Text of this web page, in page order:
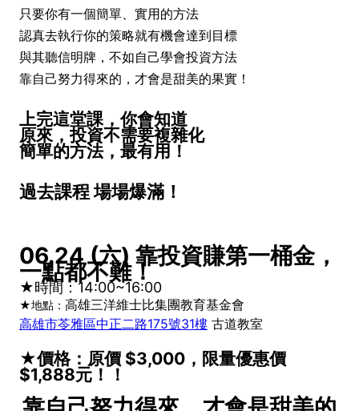
只要你有一個簡單、實用的方法
認真去執行你的策略就有機會達到目標
與其聽信明牌，不如自己學會投資方法
靠自己努力得來的，才會是甜美的果實！
上完這堂課，你會知道
原來，投資不需要複雜化
簡單的方法，最有用！
過去課程 場場爆滿！
06.24 (六) 靠投資賺第一桶金，
一點都不難！
★時間：14:00~16:00
★地點： 高雄三洋維士比集團教育基金會
高雄市苓雅區中正二路175號31樓 古道教室
★價格：原價 $3,000，限量優惠價
$1,888元！！